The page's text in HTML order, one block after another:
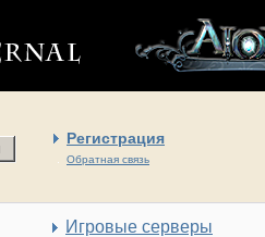
Регистрация
Обратная связь
Игровые серверы